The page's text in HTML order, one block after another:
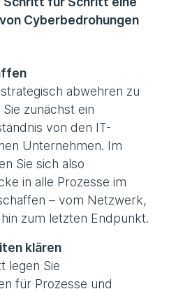
Cyberbedrohungen
abwehren zu
zunächst ein
von den IT-
Unternehmen. Im
Sie sich also
in alle Prozesse im
– vom Netzwerk,
zum letzten Endpunkt.
klären
legen Sie
für Prozesse und